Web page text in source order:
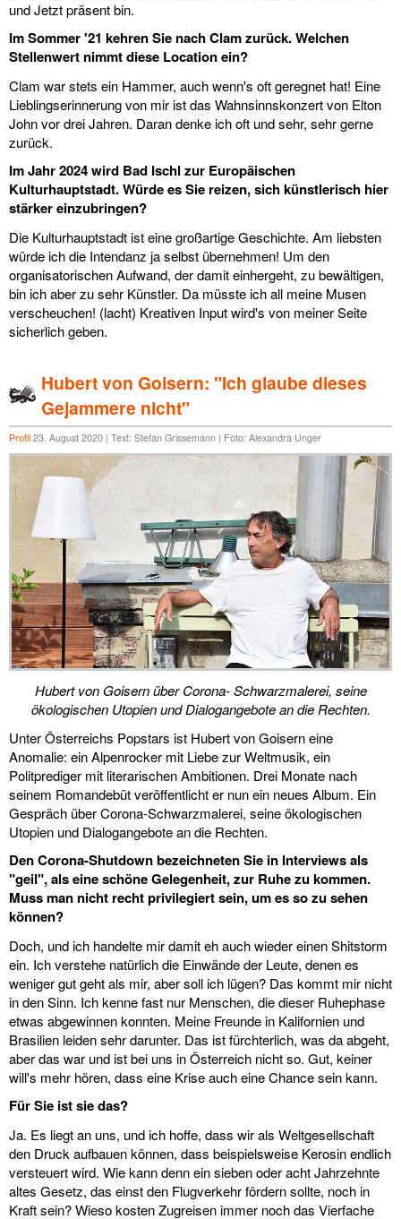
und Jetzt präsent bin.
Im Sommer '21 kehren Sie nach Clam zurück. Welchen
Stellenwert nimmt diese Location ein?
Clam war stets ein Hammer, auch wenn's oft geregnet hat! Eine
Lieblingserinnerung von mir ist das Wahnsinnskonzert von Elton
John vor drei Jahren. Daran denke ich oft und sehr, sehr gerne
zurück.
Im Jahr 2024 wird Bad Ischl zur Europäischen
Kulturhauptstadt. Würde es Sie reizen, sich künstlerisch hier
stärker einzubringen?
Die Kulturhauptstadt ist eine großartige Geschichte. Am liebsten
würde ich die Intendanz ja selbst übernehmen! Um den
organisatorischen Aufwand, der damit einhergeht, zu bewältigen,
bin ich aber zu sehr Künstler. Da müsste ich all meine Musen
verscheuchen! (lacht) Kreativen Input wird's von meiner Seite
sicherlich geben.
Hubert von Goisern: "Ich glaube dieses
Gejammere nicht"
Profil 23. August 2020 | Text: Stefan Grissemann | Foto: Alexandra Unger
Hubert von Goisern über Corona- Schwarzmalerei, seine
ökologischen Utopien und Dialogangebote an die Rechten.
Unter Österreichs Popstars ist Hubert von Goisern eine
Anomalie: ein Alpenrocker mit Liebe zur Weltmusik, ein
Politprediger mit literarischen Ambitionen. Drei Monate nach
seinem Romandebüt veröffentlicht er nun ein neues Album. Ein
Gespräch über Corona-Schwarzmalerei, seine ökologischen
Utopien und Dialogangebote an die Rechten.
Den Corona-Shutdown bezeichneten Sie in Interviews als
"geil", als eine schöne Gelegenheit, zur Ruhe zu kommen.
Muss man nicht recht privilegiert sein, um es so zu sehen
können?
Doch, und ich handelte mir damit eh auch wieder einen Shitstorm
ein. Ich verstehe natürlich die Einwände der Leute, denen es
weniger gut geht als mir, aber soll ich lügen? Das kommt mir nicht
in den Sinn. Ich kenne fast nur Menschen, die dieser Ruhephase
etwas abgewinnen konnten. Meine Freunde in Kalifornien und
Brasilien leiden sehr darunter. Das ist fürchterlich, was da abgeht,
aber das war und ist bei uns in Österreich nicht so. Gut, keiner
will's mehr hören, dass eine Krise auch eine Chance sein kann.
Für Sie ist sie das?
Ja. Es liegt an uns, und ich hoffe, dass wir als Weltgesellschaft
den Druck aufbauen können, dass beispielsweise Kerosin endlich
versteuert wird. Wie kann denn ein sieben oder acht Jahrzehnte
altes Gesetz, das einst den Flugverkehr fördern sollte, noch in
Kraft sein? Wieso kosten Zugreisen immer noch das Vierfache